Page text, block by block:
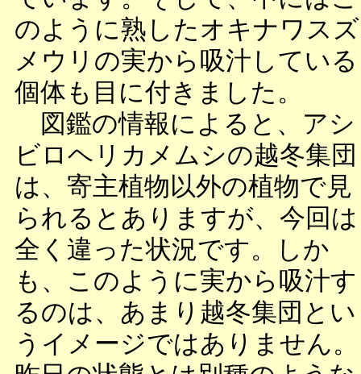
のように熟したオキナワスズ
メウリの実から吸汁している
個体も目に付きました。
図鑑の情報によると、アシ
ビロヘリカメムシの越冬集団
は、寄主植物以外の植物で見
られるとありますが、今回は
全く違った状況です。しか
も、このように実から吸汁す
るのは、あまり越冬集団とい
うイメージではありません。